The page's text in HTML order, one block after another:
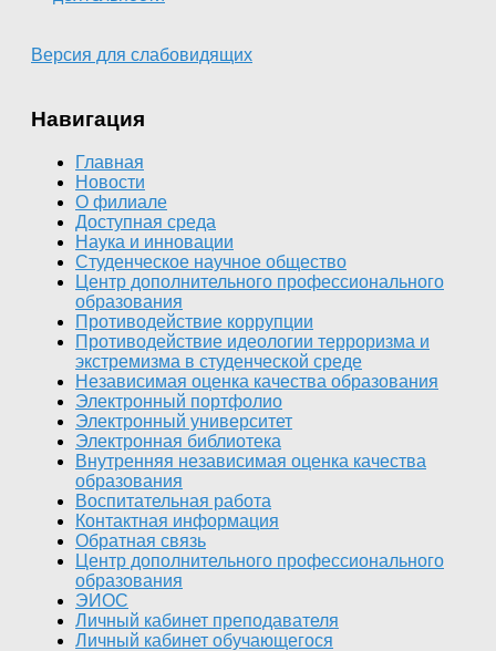
Версия для слабовидящих
Навигация
Главная
Новости
О филиале
Доступная среда
Наука и инновации
Студенческое научное общество
Центр дополнительного профессионального
образования
Противодействие коррупции
Противодействие идеологии терроризма и
экстремизма в студенческой среде
Независимая оценка качества образования
Электронный портфолио
Электронный университет
Электронная библиотека
Внутренняя независимая оценка качества
образования
Воспитательная работа
Контактная информация
Обратная связь
Центр дополнительного профессионального
образования
ЭИОС
Личный кабинет преподавателя
Личный кабинет обучающегося